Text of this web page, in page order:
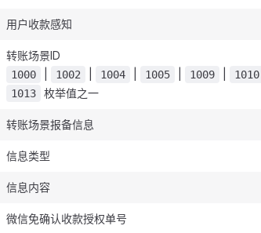
用户收款感知
转账场景ID
1000 1002 1004 1005 1009 1010
1013 枚举值之一
转账场景报备信息
信息类型
信息内容
微信免确认收款授权单号